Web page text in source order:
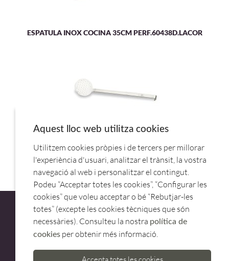
ESPATULA INOX COCINA 35CM PERF.60438D.LACOR
ESPUMADERA INOX 14CM 60414 UP.
ATENCIÓ AL CLIENT
Aquest lloc web utilitza cookies
Utilitzem cookies pròpies i de tercers per millorar
l'experiència d'usuari, analitzar el trànsit, la vostra
navegació al web i personalitzar el contingut.
Podeu “Acceptar totes les cookies”, “Configurar les
cookies” que voleu acceptar o bé “Rebutjar-les
totes” (excepte les cookies tècniques que són
necessàries). Consulteu la nostra política de
cookies per obtenir més informació.